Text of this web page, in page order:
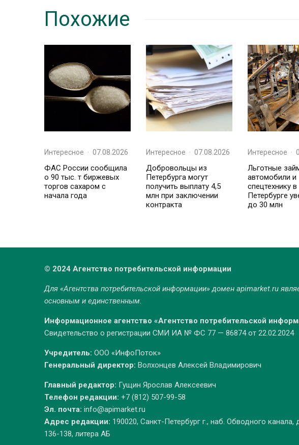
Похожие
Интересное · 07.08.2026
ФАС России сообщила
о 90 тыс. т биржевых
торгов сахаром с
начала года
Интересное · 07.08.2026
Добровольцы из
Петербурга могут
получить выплату 4,5
млн при заключении
контракта
Интересное ·
Льготные
автомобили и
спецтехнику в
Петербурге
до 30 млн
© 2024 Агентство потребительской информации
Для «Агентства потребительской информации» домен apimarket.ru
основным и единственным.
Информационное агентство «Агентство потребительской
Свидетельство о регистрации СМИ ИА № ФС 77 — 86874 от 22.02.2024
Учредитель: ООО «ИнфоПоток»
Генеральный директор: Волхонцев Алексей Владимирович
Главный редактор: Гущин Ярослав Алексеевич
Телефон редакции: +7 (812) 507-99-58
Эл. почта: info@apimarket.ru
Адрес редакции: 190020, Санкт-Петербург г., наб. Обводного канала,
136-138, литера АБ